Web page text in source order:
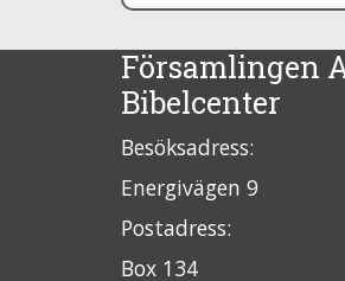
Församlingen
Bibelcenter
Besöksadress:
Energivägen 9
Postadress:
Box 134